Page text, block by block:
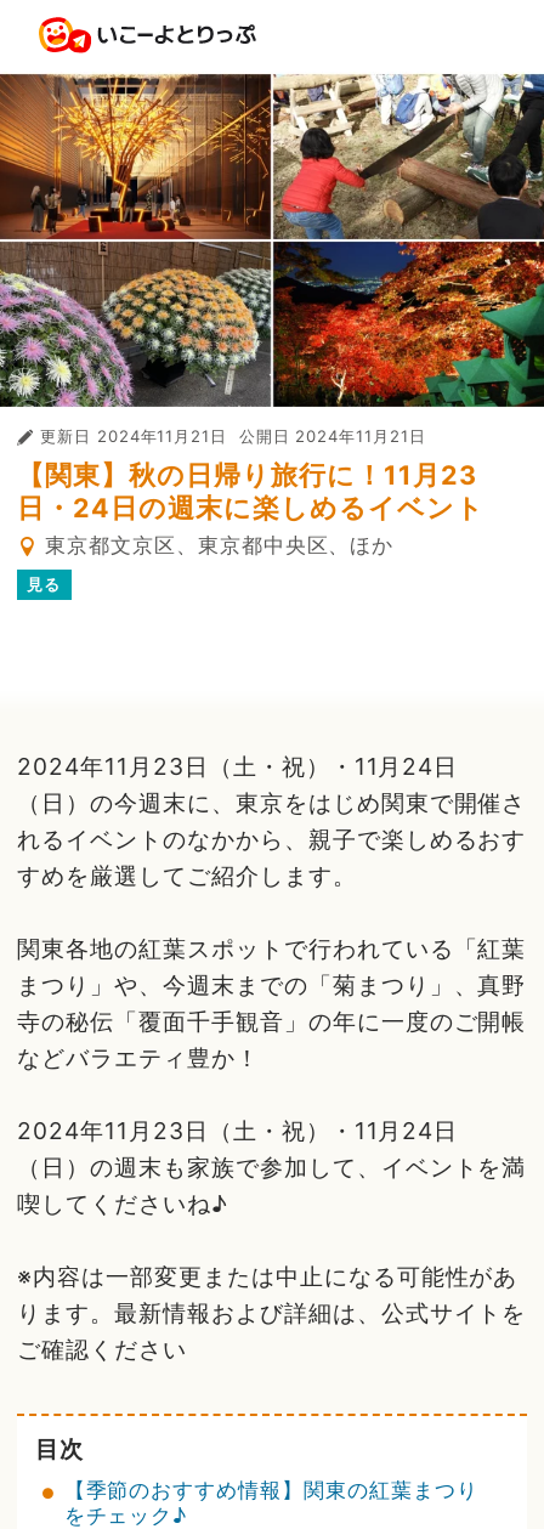
更新日 2024年11月21日 公開日 2024年11月21日
【関東】秋の日帰り旅行に！11月23
日・24日の週末に楽しめるイベント
東京都文京区、東京都中央区、ほか
見る
2024年11月23日（土・祝）・11月24日
（日）の今週末に、東京をはじめ関東で開催さ
れるイベントのなかから、親子で楽しめるおす
すめを厳選してご紹介します。
関東各地の紅葉スポットで行われている「紅葉
まつり」や、今週末までの「菊まつり」、真野
寺の秘伝「覆面千手観音」の年に一度のご開帳
などバラエティ豊か！
2024年11月23日（土・祝）・11月24日
（日）の週末も家族で参加して、イベントを満
喫してくださいね♪
※内容は一部変更または中止になる可能性があ
ります。最新情報および詳細は、公式サイトを
ご確認ください
目次
【季節のおすすめ情報】関東の紅葉まつり
をチェック♪